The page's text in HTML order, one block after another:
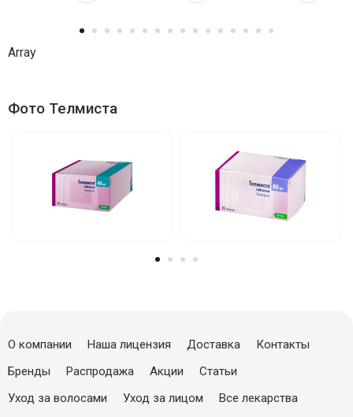
Array
Фото Телмиста
О компании Наша лицензия Доставка
Контакты
Бренды
Распродажа Акции
Статьи
Уход за волосами
Уход за лицом
Все лекарства